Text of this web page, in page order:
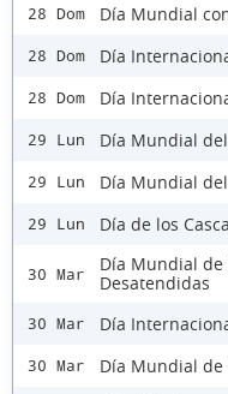
28 Dom Día Mundial
28 Dom Día
28 Dom Día
29 Lun Día Mundial
29 Lun Día Mundial
29 Lun Día de los
30 Mar
Día Mundial de
Desatendidas
30 Mar Día
30 Mar Día Mundial de